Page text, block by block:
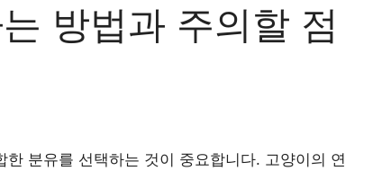
방법과 주의할 점
분유를 선택하는 것이 중요합니다. 고양이의 연